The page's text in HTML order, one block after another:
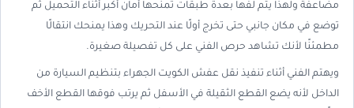
مضاعفة ولهذا يتم لفها بعدة طبقات تمنحها أمان أكبر أثناء التحميل ثم
توضع في مكان جانبي حتى تخرج أولًا عند التحريك وهذا يمنحك انتقالًا
مطمئنًا لأنك تشاهد حرص الفني على كل تفصيلة صغيرة.
ويهتم الفني أثناء تنفيذ نقل عفش الكويت الجهراء بتنظيم السيارة من
الداخل لأنه يضع القطع الثقيلة في الأسفل ثم يرتب فوقها القطع الأخف